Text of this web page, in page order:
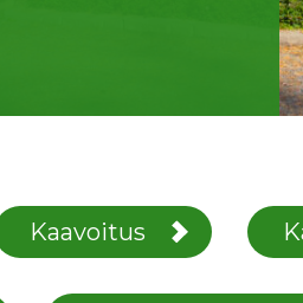
Kaavoitus